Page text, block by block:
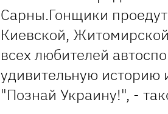
Сарны.Гонщики
Киевской,
всех любителей
удивительную историю
"Познай Украину!", -